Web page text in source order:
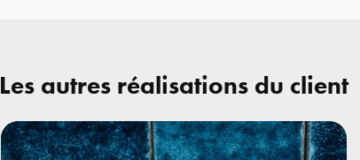
Les autres réalisations du client